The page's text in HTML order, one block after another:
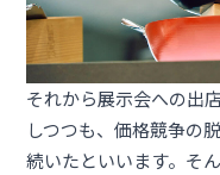
それから展示会への出
しつつも、価格競争の
続いたといいます。そ